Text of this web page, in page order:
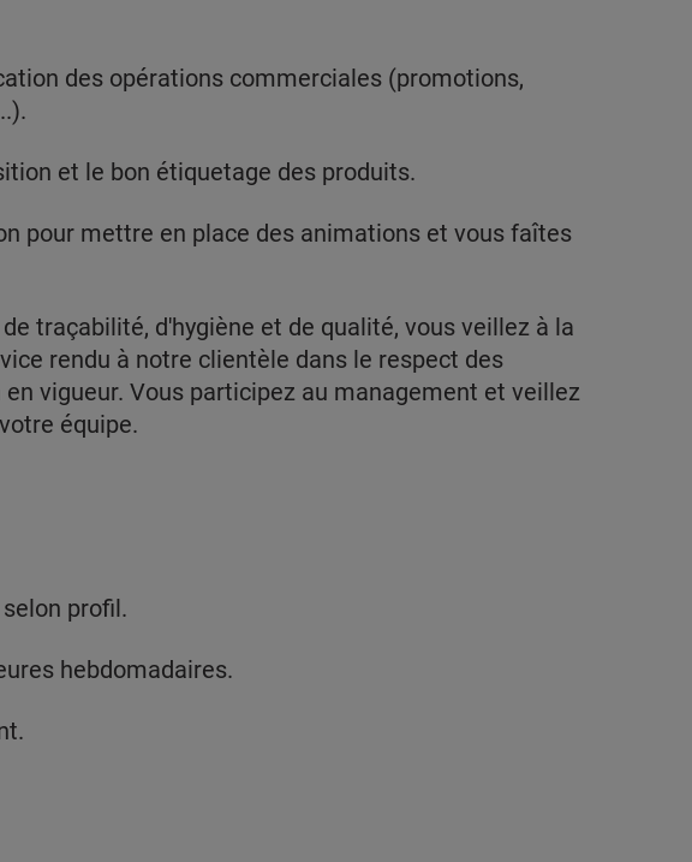
des opérations commerciales (promotions,
et le bon étiquetage des produits.
pour mettre en place des animations et vous faîtes
traçabilité, d'hygiène et de qualité, vous veillez à la
rendu à notre clientèle dans le respect des
vigueur. Vous participez au management et veillez
équipe.
profil.
hebdomadaires.